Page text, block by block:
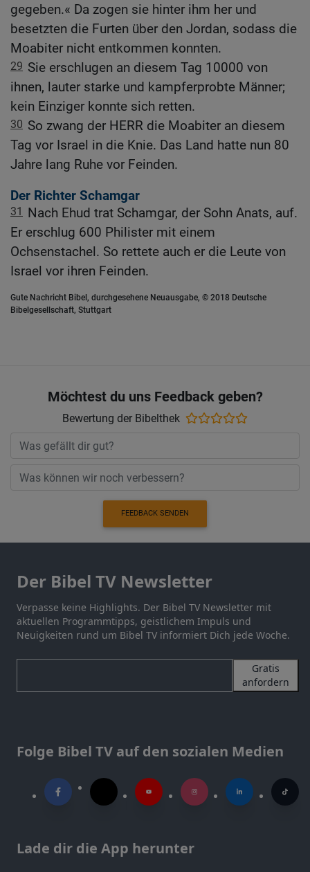
gegeben.« Da zogen sie hinter ihm her und
besetzten die Furten über den Jordan, sodass die
Moabiter nicht entkommen konnten.
29 Sie erschlugen an diesem Tag 10000 von
ihnen, lauter starke und kampferprobte Männer;
kein Einziger konnte sich retten.
30 So zwang der HERR die Moabiter an diesem
Tag vor Israel in die Knie. Das Land hatte nun 80
Jahre lang Ruhe vor Feinden.
Der Richter Schamgar
31 Nach Ehud trat Schamgar, der Sohn Anats, auf.
Er erschlug 600 Philister mit einem
Ochsenstachel. So rettete auch er die Leute von
Israel vor ihren Feinden.
Gute Nachricht Bibel, durchgesehene Neuausgabe, © 2018 Deutsche
Bibelgesellschaft, Stuttgart
Möchtest du uns Feedback geben?
Bewertung der Bibelthek
FEEDBACK SENDEN
Der Bibel TV Newsletter
Verpasse keine Highlights. Der Bibel TV Newsletter mit
aktuellen Programmtipps, geistlichem Impuls und
Neuigkeiten rund um Bibel TV informiert Dich jede Woche.
Gratis
anfordern
Folge Bibel TV auf den sozialen Medien
Lade dir die App herunter